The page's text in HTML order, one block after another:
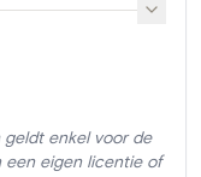
enkel voor de
een eigen licentie of